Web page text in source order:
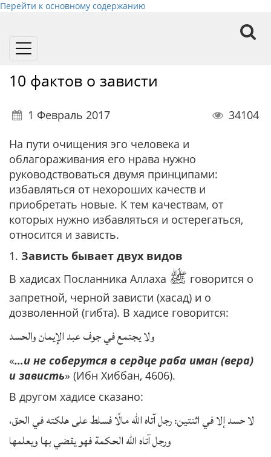
Перейти к основному содержанию
Toggle
10 фактов о зависти
1 Февраль 2017
34104
На пути очищения эго человека и
облагораживания его нрава нужно
руководствоваться двумя принципами:
избавляться от нехороших качеств и
приобретать новые. К тем качествам, от
которых нужно избавляться и остерегаться,
относится и зависть.
1. Зависть бывает двух видов
В хадисах Посланника Аллаха ﷺ говорится о
запретной, черной зависти (хасад) и о
дозволенной (гибта). В хадисе говорится:
ولا يجتمع في جوف عبد الإيمان والحسد
«…и не соберутся в сердце раба иман (вера)
и зависть» (Ибн Хиббан, 4606).
В другом хадисе сказано:
لا حسد إلا في اثنتين: رجل آتاه الله مالًا فسلط على هلكته في الحق،
ورجل آتاه الله الحكمة فهو يقضي بها ويعلمها